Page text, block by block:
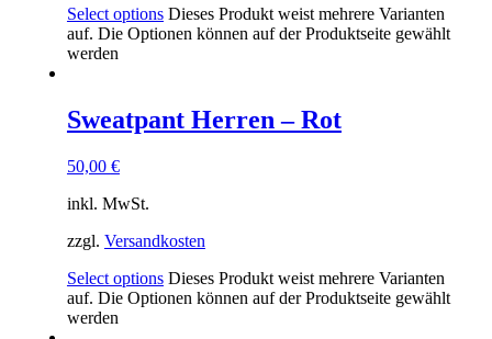
Select options Dieses Produkt weist mehrere Varianten
auf. Die Optionen können auf der Produktseite gewählt
werden
Sweatpant Herren – Rot
50,00 €
inkl. MwSt.
zzgl. Versandkosten
Select options Dieses Produkt weist mehrere Varianten
auf. Die Optionen können auf der Produktseite gewählt
werden